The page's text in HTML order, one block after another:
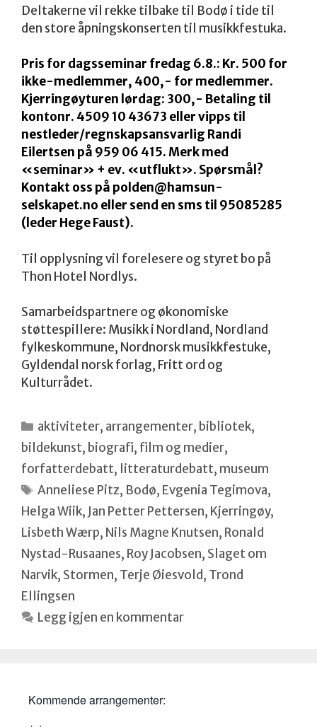
Deltakerne vil rekke tilbake til Bodø i tide til
den store åpningskonserten til musikkfestuka.
Pris for dagsseminar fredag 6.8.: Kr. 500 for
ikke-medlemmer, 400,- for medlemmer.
Kjerringøyturen lørdag: 300,- Betaling til
kontonr. 4509 10 43673 eller vipps til
nestleder/regnskapsansvarlig Randi
Eilertsen på 959 06 415. Merk med
«seminar» + ev. «utflukt». Spørsmål?
Kontakt oss på polden@hamsun-
selskapet.no eller send en sms til 95085285
(leder Hege Faust).
Til opplysning vil forelesere og styret bo på
Thon Hotel Nordlys.
Samarbeidspartnere og økonomiske
støttespillere: Musikk i Nordland, Nordland
fylkeskommune, Nordnorsk musikkfestuke,
Gyldendal norsk forlag, Fritt ord og
Kulturrådet.
Kategorier
aktiviteter, arrangementer, bibliotek,
bildekunst, biografi, film og medier,
forfatterdebatt, litteraturdebatt, museum
Stikkord
Anneliese Pitz, Bodø, Evgenia Tegimova,
Helga Wiik, Jan Petter Pettersen, Kjerringøy,
Lisbeth Wærp, Nils Magne Knutsen, Ronald
Nystad-Rusaanes, Roy Jacobsen, Slaget om
Narvik, Stormen, Terje Øiesvold, Trond
Ellingsen
Legg igjen en kommentar
Kommende arrangementer: